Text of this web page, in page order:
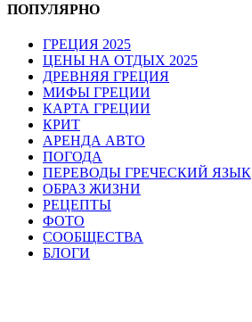
ПОПУЛЯРНО
ГРЕЦИЯ 2025
ЦЕНЫ НА ОТДЫХ 2025
ДРЕВНЯЯ ГРЕЦИЯ
МИФЫ ГРЕЦИИ
КАРТА ГРЕЦИИ
КРИТ
АРЕНДА АВТО
ПОГОДА
ПЕРЕВОДЫ ГРЕЧЕСКИЙ ЯЗЫК
ОБРАЗ ЖИЗНИ
РЕЦЕПТЫ
ФОТО
СООБЩЕСТВА
БЛОГИ